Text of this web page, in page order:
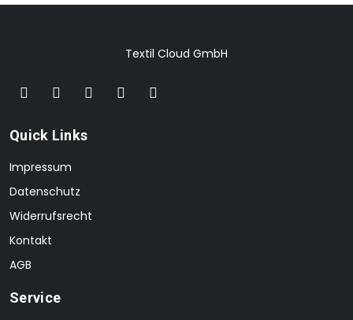
Textil Cloud GmbH
Quick Links
Impressum
Datenschutz
Widerrufsrecht
Kontakt
AGB
Service